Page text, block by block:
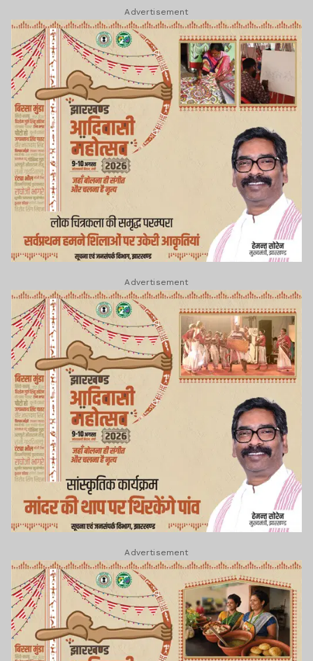
Advertisement
Advertisement
Advertisement